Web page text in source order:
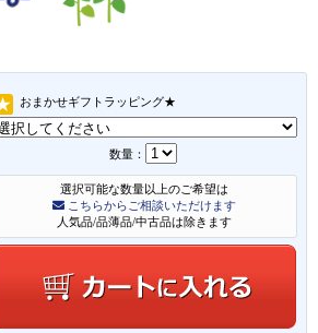
おまかせギフトラッピング★
数量：
選択可能な数量以上のご希望は
こちらからご相談いただけます
人気品/品薄品/中古品は除きます